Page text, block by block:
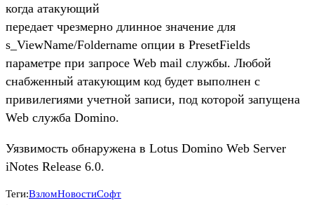
когда атакующий
передает чрезмерно длинное значение для
s_ViewName/Foldername опции в PresetFields
параметре при запросе Web mail службы. Любой
снабженный атакующим код будет выполнен с
привилегиями учетной записи, под которой запущена
Web служба Domino.
Уязвимость обнаружена в Lotus Domino Web Server
iNotes Release 6.0.
Теги:ВзломНовостиСофт